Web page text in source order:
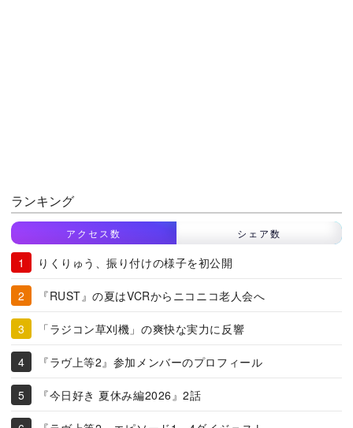
ランキング
アクセス数 シェア数
りくりゅう、振り付けの様子を初公開
『RUST』の夏はVCRからニコニコ老人会へ
「ラジコン草刈機」の爽快な実力に反響
『ラヴ上等2』参加メンバーのプロフィール
『今日好き 夏休み編2026』2話